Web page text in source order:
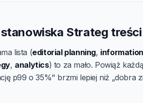
Strateg treści
lista (editorial planning, information
, analytics) to za mało. Powiąż
p99 o 35%" brzmi lepiej niż „dobra